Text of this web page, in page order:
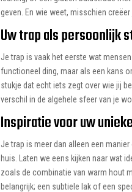
geven. En wie weet, misschien
Uw trap als persoonlijk
Je trap is vaak het eerste wat
functioneel ding, maar als een kans
stukje dat echt iets zegt over wie jij
verschil in de algehele sfeer van je
Inspiratie voor uw
Je trap is meer dan alleen een
huis. Laten we eens kijken naar wat
zoals de combinatie van warm hout
belangrijk; een subtiele lak of een